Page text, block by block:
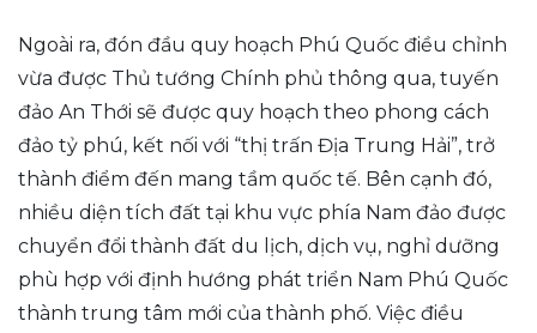
Ngoài ra, đón đầu quy hoạch Phú Quốc điều chỉnh
vừa được Thủ tướng Chính phủ thông qua, tuyến
đảo An Thới sẽ được quy hoạch theo phong cách
đảo tỷ phú, kết nối với “thị trấn Địa Trung Hải”, trở
thành điểm đến mang tầm quốc tế. Bên cạnh đó,
nhiều diện tích đất tại khu vực phía Nam đảo được
chuyển đổi thành đất du lịch, dịch vụ, nghỉ dưỡng
phù hợp với định hướng phát triển Nam Phú Quốc
thành trung tâm mới của thành phố. Việc điều